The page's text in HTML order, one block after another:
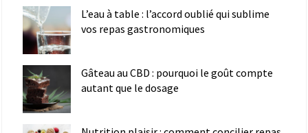
L’eau à table : l’accord oublié qui sublime
vos repas gastronomiques
Gâteau au CBD : pourquoi le goût compte
autant que le dosage